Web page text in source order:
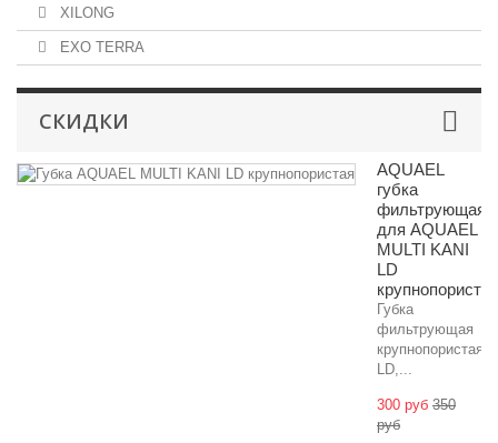
XILONG
EXO TERRA
СКИДКИ
AQUAEL
губка
фильтрующая
для AQUAEL
MULTI KANI
LD
крупнопористая
Губка
фильтрующая
крупнопористая
LD,...
300 руб 350
руб